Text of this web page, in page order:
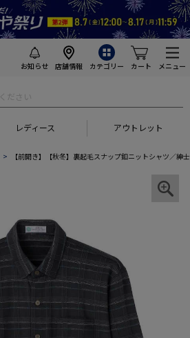
お知らせ 店舗情報 カテゴリー カート メニュー
レディース アウトレット
【前開き】【秋冬】裏起毛スナップ釦ニットシャツ／